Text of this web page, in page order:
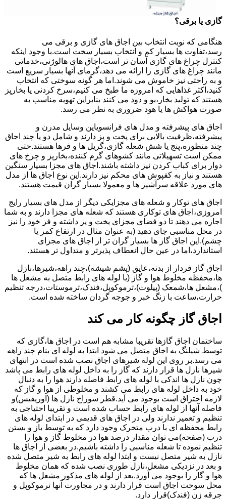
گازی یا برقی؟
هنگامی که نوبت انتخاب بین اجاق های گازی و برقی می
رسد،تفاوت ها بسیار کم و انتخاب بسیار سخت است.با وجود اینکه
کنترل چراغ های گازی آسان تر است،اجاق های هالوژنی،خدماتی
مانند چراغ های گازی را ارائه می دهد،گرمای آنها بسیار سریع است
و به راحتی نیز خاموش می شوند.اما هر گونه سوختی که انتخاب
کنید،اکثر غذاهایی که امروزه ما طبخ می کنیم،سرخ کردنی یا بخارپز
هستند که تولید بخار،بو و دود می کنند بنابراین تهویه مناسب به
صورت هواکش ها یا هود ضروری به نظر می رسد.
اجاق های پیشرفته و مدل های فرانسویاین وسایل مدرن و
پیشرفته،ظرفیت بالایی برای پخت و پز دارند و شامل دو یا چند اجاق
چند منظوره،پنج یا شش شعله گازی،گریل ها و فرها هستند.حتی
ممکن است تسهیلاتی مانند کشوهای گرم کننده،بخارپز و چرخ های
دوار برای کباب کردن نیز داشته باشند.اجاق های مجزا بسیار سنگین
هستند و نیاز به کفپوش های محکم نیز دارند.این نوع اجاق ها از مدل
های مورد علاقه سرآشپز ها و معمولا بسیار گران قیمت هستند.
اجاق های توکار و شعله های مجزایکی دیگر از مدل های بسیار رایج
امروزی،اجاق های توکاری هستند که شعله های مجزا دارند و به شما
اجازه می دهند تا دو فضای مجزای پخت و پز داشته و فر خود را نیز
در محل مناسبی جای دهید (به عنوان مثال در ارتفاع کمر یا
چشم).این اجاق گاز ها بسیار گران تر از اجاق های مجزای
استاندارد،اما در عین حال انعطاف پذیرتر و متداول تر هستند.
اجاق گاز فردار از بدنه،عایق (پشم شیشه)،چند راهه،شیرها،نازل
ها،محفظه مخلوط هوا و گاز (یا لوله های رابط متصل به مشعل ها
)،مشعل ها،شمعک (پیلوت)،ترموکوپل،فندک،ترموستات،درجه تنظیم
حرارت،ساعت با زنگ خبر و جوجه گردان ساخته شده است.
اجاق گاز چگونه کار می کند
ساختمان اجاق گازها تقریبا مشابه هم است در اجاق ها،گازی که
توسط شیلنگ به اجاق متصل می شود ابتدا به لوله ای بنام چند راهه
می رسد.بر روی این لوله شیرهای اجاق نصب شده است در انتهای
شیرها نازل ها قرار دارند که گاز را به داخل لوله های رابط می پاشد
چون نازل ها اندکی با لوله های رابط فاصله دارند هوا را به دنبال
خود به داخل لوله های رابط می کشند و مخلوطی از هوا و گاز که
لازمه احتراق است بوجود می آید.قطر سوراخ نازل ها (اوریفیس)و
فاصله آنها از لوله های رابط حساب شده است و تقریبا احتیاجی به
تنظیم و تعمیر ندارند ولی در اجاق های قدیمی در ابتدای لوله های
رابط محفظه ای با درب متحرک وجود دارد که به توسط باز و بستن
درب (صفحه)می توان مقدار درصد هوا در مخلوط گاز و هوا را
تنظیم نموده تا شعله مناسبی را داشته باشیم.در بعضی از اجاق ها
نازل به شیر متصل نیست و ابتدا لوله های رابط به شیر متصل شده
و بعد در نزدیکی مشعل،نازل طوری نصب شده که همان مخلوط
هوا و گاز را بوجود می آورد.بعد از لوله های مذکور مشعل ها که
محل سوخت اجاق است قرار دارند و در مجاورت آنها ترموکوپل و
جرقه زن (فندک)قرار دارد.